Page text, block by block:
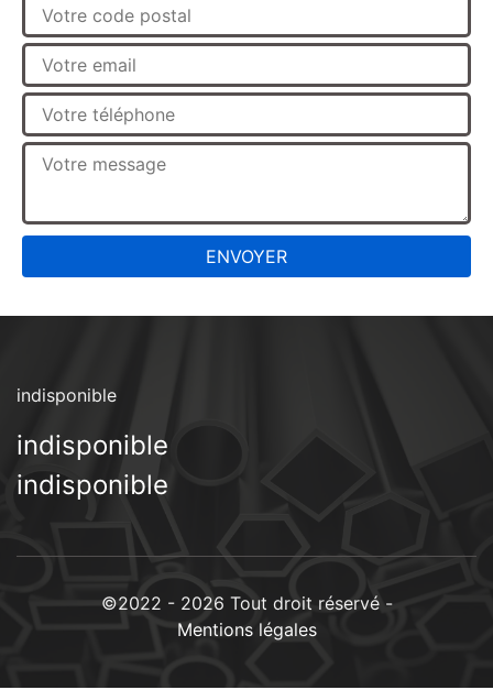
indisponible
indisponible
indisponible
©2022 - 2026 Tout droit réservé -
Mentions légales